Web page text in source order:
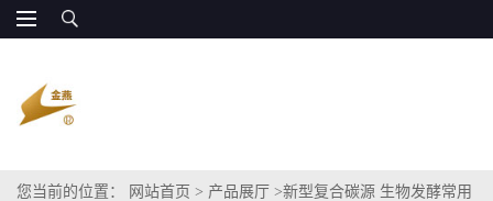
您当前的位置： 网站首页 > 产品展厅 >新型复合碳源 生物发酵常用